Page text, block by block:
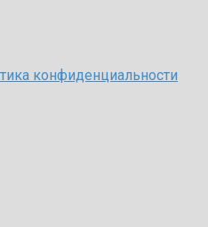
конфиденциальности